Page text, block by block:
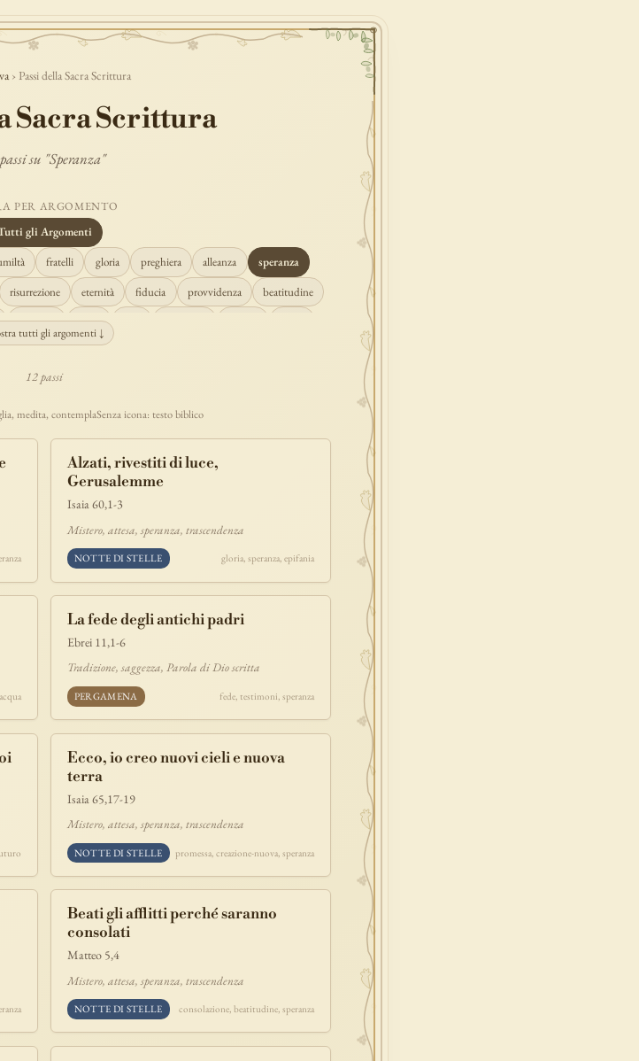
› Passi della Sacra Scrittura
Sacra Scrittura
su "Speranza"
PER ARGOMENTO
gli Argomenti
fratelli gloria preghiera alleanza
speranza
risurrezione eternità fiducia provvidenza
beatitudine
perdono verità
libertà salvezza
teofania comandamento forza
ricchezza vita-eterna incarnazione natale
epifania
stelle timor-di-dio liberazione pasqua
nuova-alleanza discernimento
missione coraggio
tutti gli argomenti ↓
12 passi
medita, contemplaSenza icona: testo biblico
Alzati, rivestiti di luce,
Gerusalemme
Isaia 60,1-3
Mistero, attesa, speranza, trascendenza
NOTTE DI STELLE gloria, speranza, epifania
La fede degli antichi padri
Ebrei 11,1-6
Tradizione, saggezza, Parola di Dio scritta
PERGAMENA fede, testimoni, speranza
Ecco, io creo nuovi cieli e nuova
terra
Isaia 65,17-19
Mistero, attesa, speranza, trascendenza
NOTTE DI STELLE promessa, creazione-nuova, speranza
Beati gli afflitti perché saranno
consolati
Matteo 5,4
Mistero, attesa, speranza, trascendenza
NOTTE DI STELLE consolazione, beatitudine, speranza